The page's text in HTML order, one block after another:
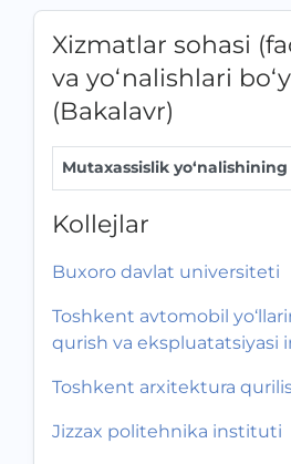
Xizmatlar sohasi
va yo‘nalishlari
(Bakalavr)
Mutaxassislik
Kollejlar
Buxoro davlat universiteti
Toshkent avtomobil
qurish va ekspluatatsiyasi
Toshkent arxitektura
Jizzax politehnika instituti